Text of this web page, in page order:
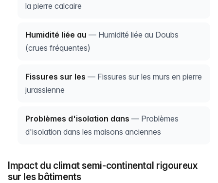
la pierre calcaire
Humidité liée au — Humidité liée au Doubs
(crues fréquentes)
Fissures sur les — Fissures sur les murs en pierre
jurassienne
Problèmes d'isolation dans — Problèmes
d'isolation dans les maisons anciennes
Impact du climat semi-continental rigoureux
sur les bâtiments